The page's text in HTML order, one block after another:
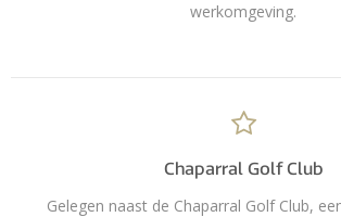
werkomgeving.
Chaparral Golf Club
Gelegen naast de Chaparral Golf Club,